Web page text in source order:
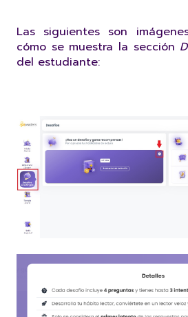
Las siguientes son
cómo se muestra la sección
del estudiante: